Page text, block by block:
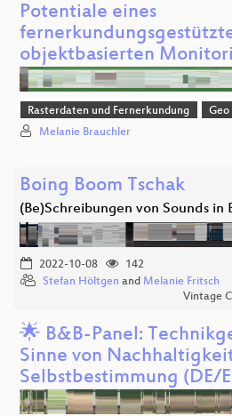
Potentiale eines
objektbasierten
Rasterdaten und Fernerkundung Geo
Melanie Brauchler
Boing Boom Tschak
(Be)Schreibungen von Sounds in
2022-10-08
142
Stefan Höltgen and Melanie Fritsch
Vintage
🌟 B&B-Panel:
Sinne von
Selbstbestimmung (DE/